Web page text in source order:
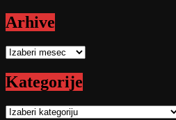
Arhive
Arhive
Kategorije
Kategorije